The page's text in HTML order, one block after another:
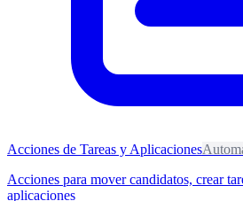
Acciones de Tareas y Aplicaciones
Acciones para mover candidatos, crear
aplicaciones